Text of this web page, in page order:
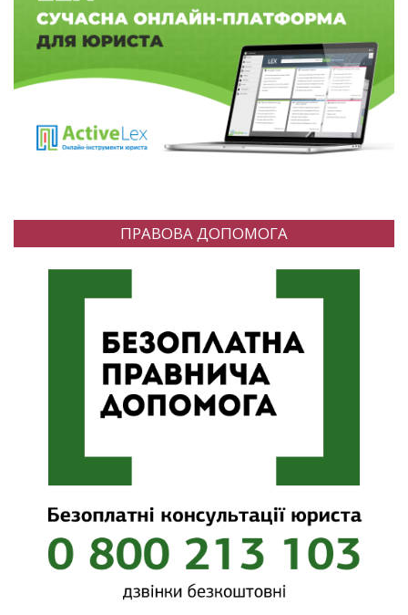
ПРАВОВА ДОПОМОГА